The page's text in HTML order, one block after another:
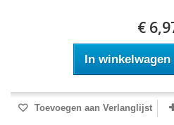
€
In winkelwagen
Toevoegen aan Verlanglijst